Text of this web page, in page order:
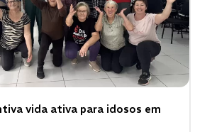
vida ativa para idosos em